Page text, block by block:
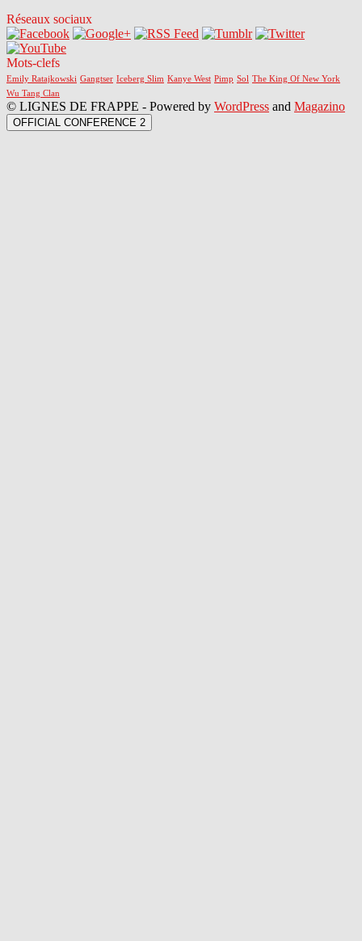
Réseaux sociaux
Mots-clefs
Emily Ratajkowski Gangtser Iceberg Slim Kanye West Pimp Sol The King Of New York
Wu Tang Clan
© LIGNES DE FRAPPE - Powered by WordPress and Magazino
OFFICIAL CONFERENCE 2